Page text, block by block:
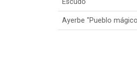
Ayerbe "Pueblo